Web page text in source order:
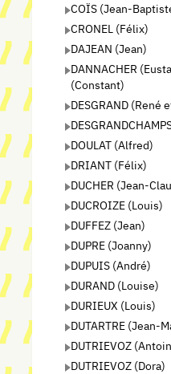
COÏS (Jean-
CRONEL (Félix)
DAJEAN (Jean)
DANNACHER
(Constant)
DESGRAND (René
DOULAT (Alfred)
DRIANT (Félix)
DUCHER (Jean-
DUCROIZE (Louis)
DUFFEZ (Jean)
DUPRE (Joanny)
DUPUIS (André)
DURAND (Louise)
DURIEUX (Louis)
DUTARTRE (Jean-
DUTRIEVOZ
DUTRIEVOZ (Dora)